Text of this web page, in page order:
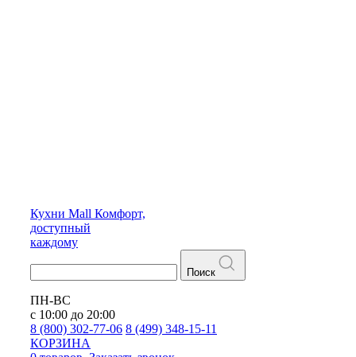
Кухни Mall Комфорт,
доступный
каждому
Поиск
ПН-ВС
с 10:00 до 20:00
8 (800) 302-77-06 8 (499) 348-15-11
КОРЗИНА